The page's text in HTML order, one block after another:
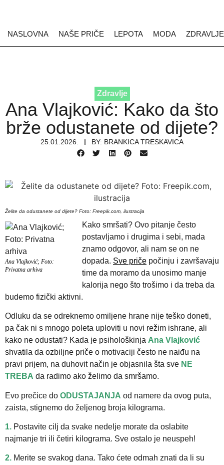
NASLOVNA NAŠE PRIČE LEPOTA MODA ZDRAVLJE
Zdravlje
Ana Vlajković: Kako da što
brže odustanete od dijete?
25.01.2026. BY: BRANKICA TRESKAVICA
Želite da odustanete od dijete? Foto: Freepik.com, ilustracija
Ana Vlajković; Foto:
Privatna arhiva
Kako smršati? Ovo pitanje često
postavljamo i drugima i sebi, mada
znamo odgovor, ali nam se on ne
dopada. Sve priče počinju i završavaju
time da moramo da unosimo manje
kalorija nego što trošimo i da treba da
budemo fizički aktivni.
Odluku da se odreknemo omiljene hrane nije teško doneti,
pa čak ni s mnogo poleta uploviti u novi režim ishrane, ali
kako ne odustati? Kada je psihološkinja Ana Vlajković
shvatila da ozbiljne priče o motivaciji često ne naiđu na
pravi prijem, na duhovit način je objasnila šta sve NE
TREBA da radimo ako želimo da smršamo.
Evo prečice do ODUSTAJANJA od namere da ovog puta,
zaista, stignemo do željenog broja kilograma.
1. Postavite cilj da svake nedelje morate da oslabite
najmanje tri ili četiri kilograma. Sve ostalo je neuspeh!
2. Merite se svakog dana. Tako ćete odmah znati da li su